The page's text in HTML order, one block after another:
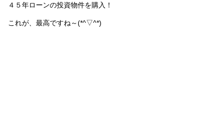
４５年ローンの投資物件を購入！
これが、最高ですね～(*^▽^*)